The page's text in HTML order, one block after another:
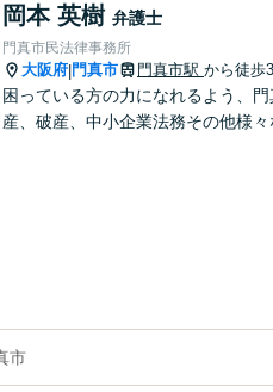
岡本 英樹 弁護士
門真市民法律事務所
大阪府|門真市 門真市駅 から徒歩
困っている方の力になれるよう、
産、破産、中小企業法務その他様
市